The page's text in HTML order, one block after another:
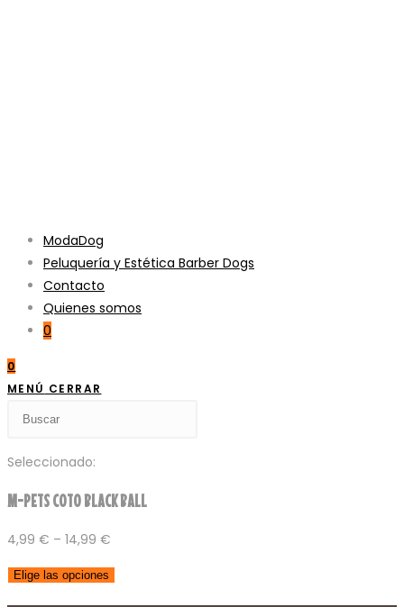
ModaDog
Peluquería y Estética Barber Dogs
Contacto
Quienes somos
0
0
MENÚ CERRAR
esta
Seleccionado:
M-PETS COTO BLACK BALL
4,99 € – 14,99 €
Elige las opciones